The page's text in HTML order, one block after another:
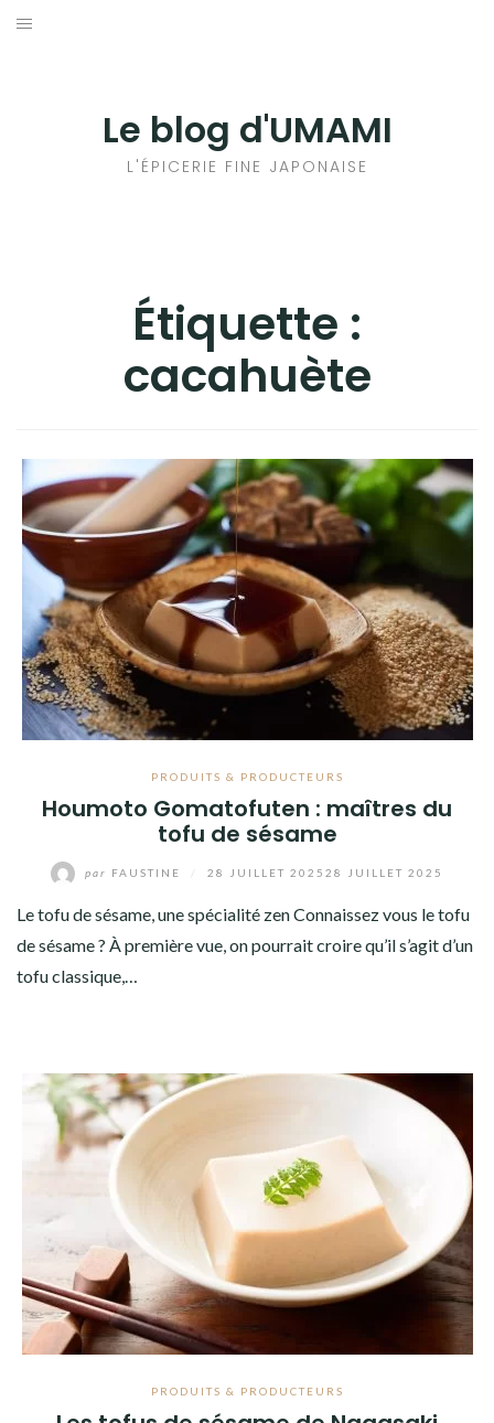
Aller
Le blog d'UMAMI
L'ÉPICERIE FINE JAPONAISE
Étiquette :
cacahuète
PRODUITS & PRODUCTEURS
Houmoto Gomatofuten : maîtres du
tofu de sésame
par FAUSTINE 28 JUILLET 2025 28 JUILLET 2025
Le tofu de sésame, une spécialité zen Connaissez vous le tofu
de sésame ? À première vue, on pourrait croire qu’il s’agit d’un
tofu classique,…
PRODUITS & PRODUCTEURS